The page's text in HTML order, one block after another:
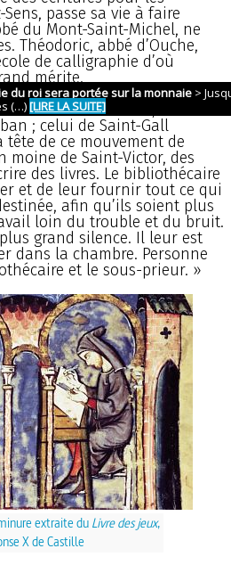
passe sa vie à faire
du Mont-Saint-Michel, ne
Théodoric, abbé d’Ouche,
de calligraphie d’où
mérite.
Germain des Prés, de Saint-
; celui de Saint-Gall
de ce mouvement de
de Saint-Victor, des
des livres. Le bibliothécaire
et de leur fournir tout ce qui
afin qu’ils soient plus
loin du trouble et du bruit.
grand silence. Il leur est
dans la chambre. Personne
et le sous-prieur. »
extraite duLivre des jeux,
X de Castille